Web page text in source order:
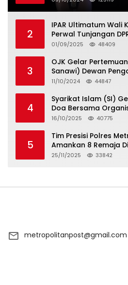
2
IPAR Ultimatum Wali
Perwal Tunjangan
5 Hari atau Hadapi
01/09/2025 48409
3
OJK Gelar
Sanawi) Dewan
11/10/2024 44847
4
Syarikat Islam (SI)
Doa Bersama
Syarikat Islam Doa
16/10/2025 40775
5
Tim Presisi Polres
Amankan 8 Remaja
Tawuran
25/11/2025 33842
metropolitanpost@gmail.com